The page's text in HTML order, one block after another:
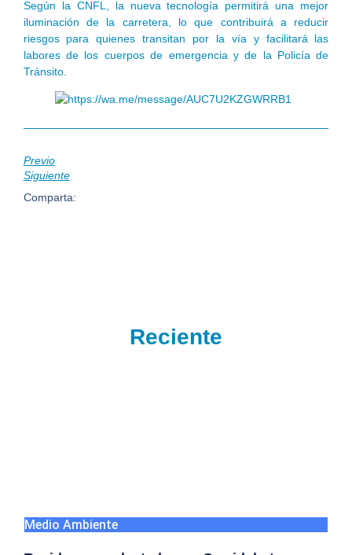
Según la CNFL, la nueva tecnología permitirá una mejor
iluminación de la carretera, lo que contribuirá a reducir
riesgos para quienes transitan por la vía y facilitará las
labores de los cuerpos de emergencia y de la Policía de
Tránsito.
Previo
Siguiente
Comparta:
Reciente
Medio Ambiente